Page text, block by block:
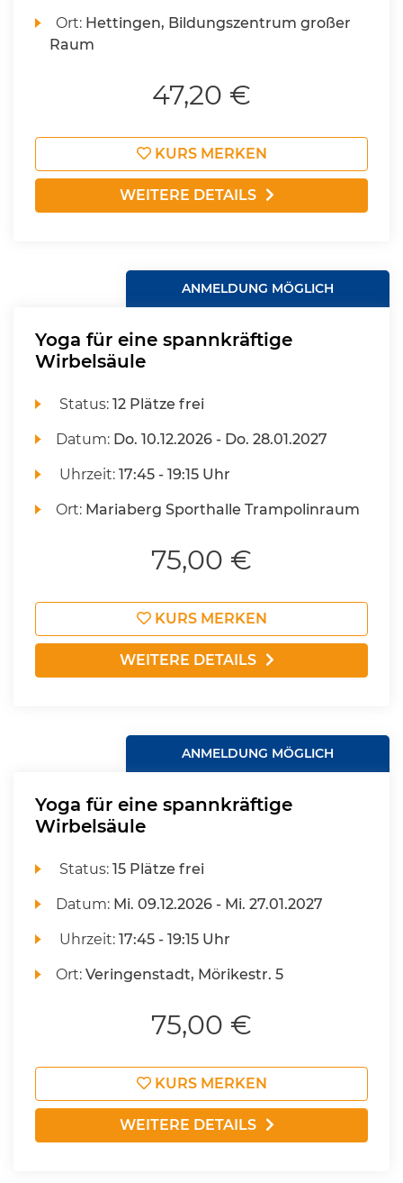
Ort: Hettingen, Bildungszentrum großer
Raum
47,20 €
KURS MERKEN
WEITERE DETAILS
ANMELDUNG MÖGLICH
Yoga für eine spannkräftige
Wirbelsäule
Status:12 Plätze frei
Datum: Do. 10.12.2026 - Do. 28.01.2027
Uhrzeit:17:45 - 19:15 Uhr
Ort: Mariaberg Sporthalle Trampolinraum
75,00 €
KURS MERKEN
WEITERE DETAILS
ANMELDUNG MÖGLICH
Yoga für eine spannkräftige
Wirbelsäule
Status:15 Plätze frei
Datum: Mi. 09.12.2026 - Mi. 27.01.2027
Uhrzeit:17:45 - 19:15 Uhr
Ort:Veringenstadt, Mörikestr. 5
75,00 €
KURS MERKEN
WEITERE DETAILS